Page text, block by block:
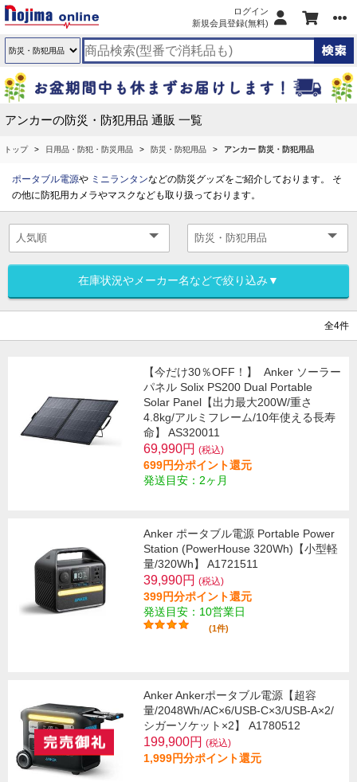
ログイン
新規会員登録(無料)
アンカーの防災・防犯用品 通販 一覧
トップ 日用品・防犯・防災用品 防災・防犯用品 アンカー 防災・防犯用品
ポータブル電源や ミニランタンなどの防災グッズをご紹介しております。 そ
の他に防犯用カメラやマスクなども取り扱っております。
在庫状況やメーカー名などで絞り込み▼
全4件
【今だけ30％OFF！】
Anker ソーラー
パネル Solix PS200 Dual Portable
Solar Panel【出力最大200W/重さ
4.8kg/アルミフレーム/10年使える長寿
命】 AS320011
69,990円 (税込)
699円分ポイント還元
発送目安：2ヶ月
Anker ポータブル電源 Portable Power
Station (PowerHouse 320Wh)【小型軽
量/320Wh】 A1721511
39,990円 (税込)
399円分ポイント還元
発送目安：10営業日
(1件)
Anker Ankerポータブル電源【超容
量/2048Wh/AC×6/USB-C×3/USB-A×2/
シガーソケット×2】 A1780512
199,900円 (税込)
1,999円分ポイント還元